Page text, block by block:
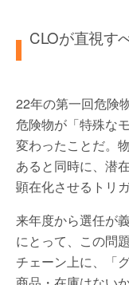
CLOが直視す
22年の第一回危険
危険物が「特殊な
変わったことだ。
あると同時に、潜
顕在化させるトリ
来年度から選任が
にとって、この問
チェーン上に、「